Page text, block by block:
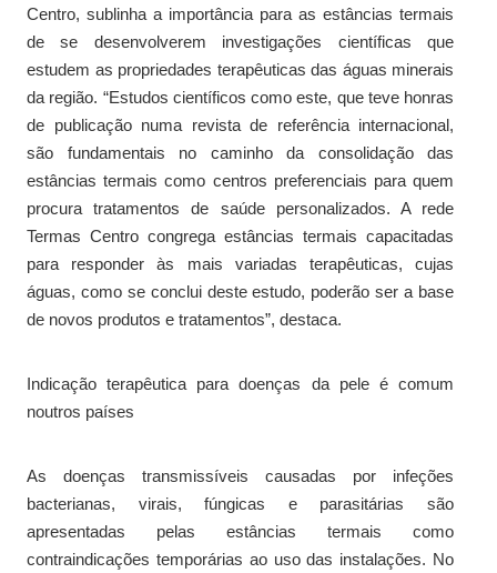
Centro, sublinha a importância para as estâncias termais
de se desenvolverem investigações científicas que
estudem as propriedades terapêuticas das águas minerais
da região. “Estudos científicos como este, que teve honras
de publicação numa revista de referência internacional,
são fundamentais no caminho da consolidação das
estâncias termais como centros preferenciais para quem
procura tratamentos de saúde personalizados. A rede
Termas Centro congrega estâncias termais capacitadas
para responder às mais variadas terapêuticas, cujas
águas, como se conclui deste estudo, poderão ser a base
de novos produtos e tratamentos”, destaca.
Indicação terapêutica para doenças da pele é comum
noutros países
As doenças transmissíveis causadas por infeções
bacterianas, virais, fúngicas e parasitárias são
apresentadas pelas estâncias termais como
contraindicações temporárias ao uso das instalações. No